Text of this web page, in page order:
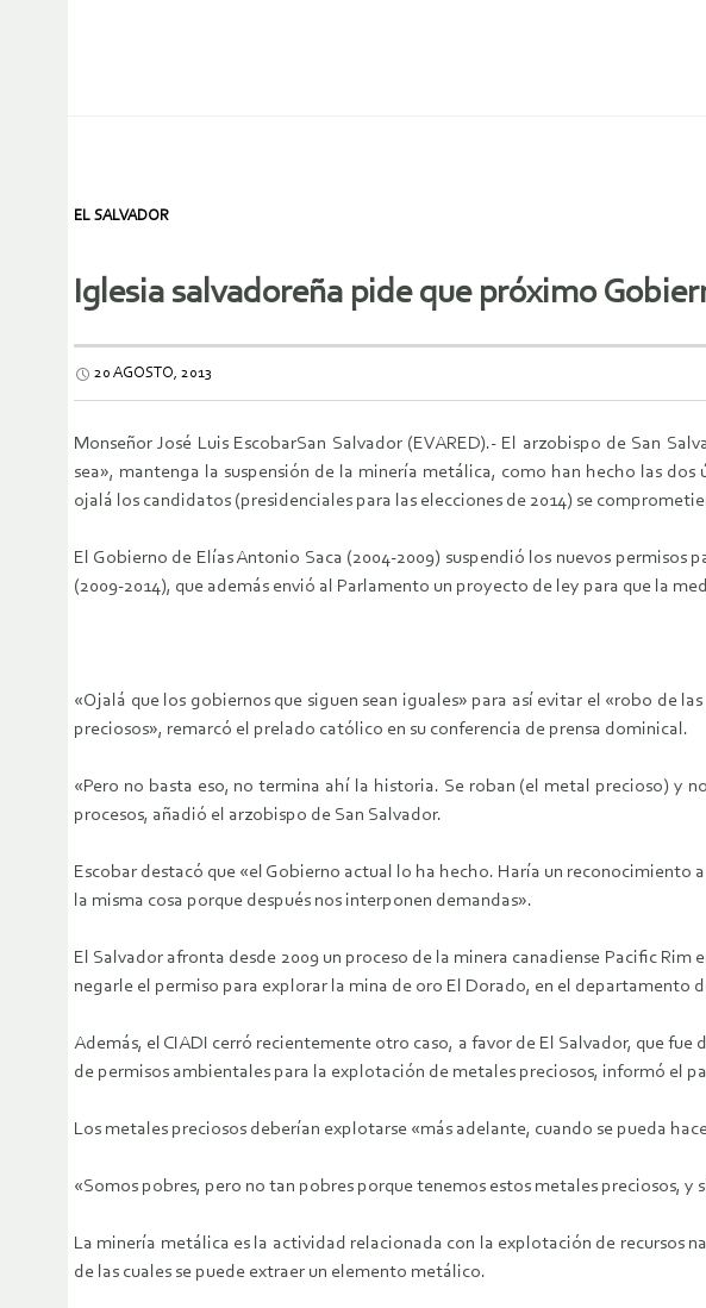
EL SALVADOR
Iglesia salvadoreña pide que próximo
20 AGOSTO, 2013
Monseñor José Luis EscobarSan Salvador (EVARED).- El arzobispo de San
sea», mantenga la suspensión de la minería metálica, como han hecho las
ojalá los candidatos (presidenciales para las elecciones de 2014) se
El Gobierno de Elías Antonio Saca (2004-2009) suspendió los nuevos
(2009-2014), que además envió al Parlamento un proyecto de ley para que la
«Ojalá que los gobiernos que siguen sean iguales» para así evitar el «robo de
preciosos», remarcó el prelado católico en su conferencia de prensa dominical.
«Pero no basta eso, no termina ahí la historia. Se roban (el metal precioso) y
procesos, añadió el arzobispo de San Salvador.
Escobar destacó que «el Gobierno actual lo ha hecho. Haría un
la misma cosa porque después nos interponen demandas».
El Salvador afronta desde 2009 un proceso de la minera canadiense Pacific
negarle el permiso para explorar la mina de oro El Dorado, en el departamento
Además, el CIADI cerró recientemente otro caso, a favor de El Salvador, que
de permisos ambientales para la explotación de metales preciosos, informó el
Los metales preciosos deberían explotarse «más adelante, cuando se pueda
«Somos pobres, pero no tan pobres porque tenemos estos metales preciosos, y
La minería metálica es la actividad relacionada con la explotación de
de las cuales se puede extraer un elemento metálico.